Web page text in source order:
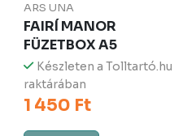
ARS UNA
FAIRÍ MANOR
FÜZETBOX A5
Készleten a Tolltartó.hu
raktárában
1 450 Ft